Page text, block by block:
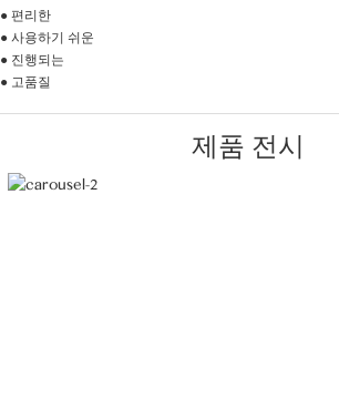
● 편리한
● 사용하기 쉬운
● 진행되는
● 고품질
제품 전시